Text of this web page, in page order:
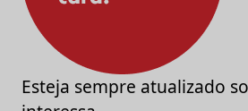
Esteja sempre atualizado